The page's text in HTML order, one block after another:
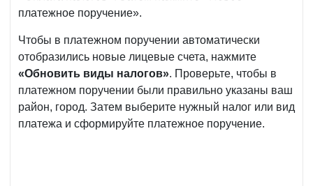
платежное поручение».
Чтобы в платежном поручении автоматически
отобразились новые лицевые счета, нажмите
«Обновить виды налогов». Проверьте, чтобы в
платежном поручении были правильно указаны ваш
район, город. Затем выберите нужный налог или вид
платежа и сформируйте платежное поручение.